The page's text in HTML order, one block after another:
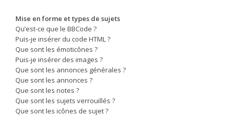
Mise en forme et types de sujets
Qu’est-ce que le BBCode ?
Puis-je insérer du code HTML ?
Que sont les émoticônes ?
Puis-je insérer des images ?
Que sont les annonces générales ?
Que sont les annonces ?
Que sont les notes ?
Que sont les sujets verrouillés ?
Que sont les icônes de sujet ?